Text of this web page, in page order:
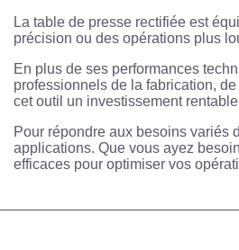
La table de presse rectifiée est
précision ou des opérations plus
En plus de ses performances
professionnels de la fabrication,
cet outil un investissement
Pour répondre aux besoins variés
applications. Que vous ayez
efficaces pour optimiser vos